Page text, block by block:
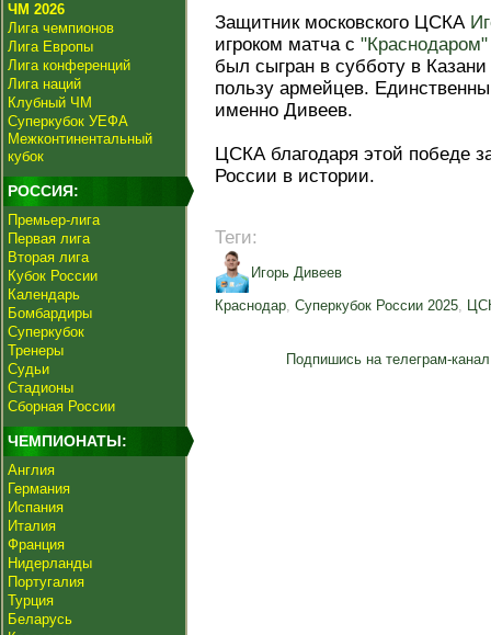
ЧМ 2026
Лига чемпионов
Лига Европы
Лига конференций
Лига наций
Клубный ЧМ
Суперкубок УЕФА
Межконтинентальный
кубок
РОССИЯ:
Премьер-лига
Первая лига
Вторая лига
Кубок России
Календарь
Бомбардиры
Суперкубок
Тренеры
Судьи
Стадионы
Сборная России
ЧЕМПИОНАТЫ:
Англия
Германия
Испания
Италия
Франция
Нидерланды
Португалия
Турция
Беларусь
Защитник московского ЦСКА
игроком матча с "Краснодаром"
был сыгран в субботу в
пользу армейцев.
именно Дивеев.
ЦСКА благодаря этой победе
России в истории.
Теги:
Игорь Дивеев
Краснодар, Суперкубок России 2025,
Подпишись на телеграм-